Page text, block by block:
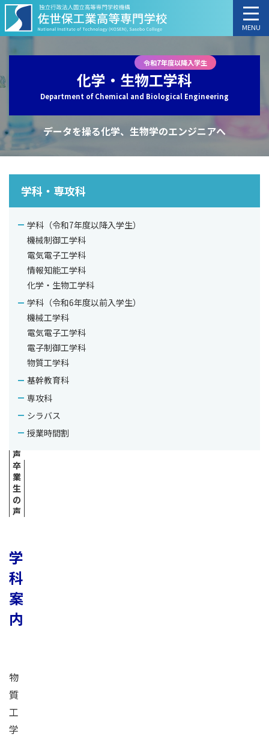
MENU
令和7年度以降入学生
化学・生物工学科
Department of Chemical and Biological Engineering
データを操る化学、 生物学のエンジニアへ
カ
究
介
学
生
声
卒
業
生
の
声
学
科
案
内
物
質
工
学
学科・専攻科
学科（令和7年度以降入学生）
機械制御工学科
電気電子工学科
情報知能工学科
化学・生物工学科
学科（令和6年度以前入学生）
機械工学科
電気電子工学科
電子制御工学科
物質工学科
基幹教育科
専攻科
シラバス
授業時間割